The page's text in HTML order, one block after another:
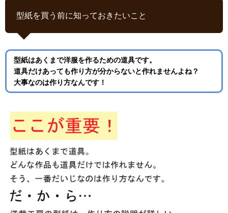
型紙を買う前に知っておきたいこと
型紙はあくまで洋服を作るための道具です。
道具だけあっても作り方が分からないと作れませんよね？
大事なのは作り方なんです！